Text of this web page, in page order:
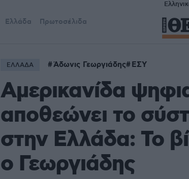
Ελλάδα Πρωτοσέλιδα
ΕΛΛΑΔΑ Άδωνις Γεωργιάδης ΕΣΥ
Αμερικανίδα
αποθεώνει το
στην Ελλάδα: Το
ο Γεωργιάδης